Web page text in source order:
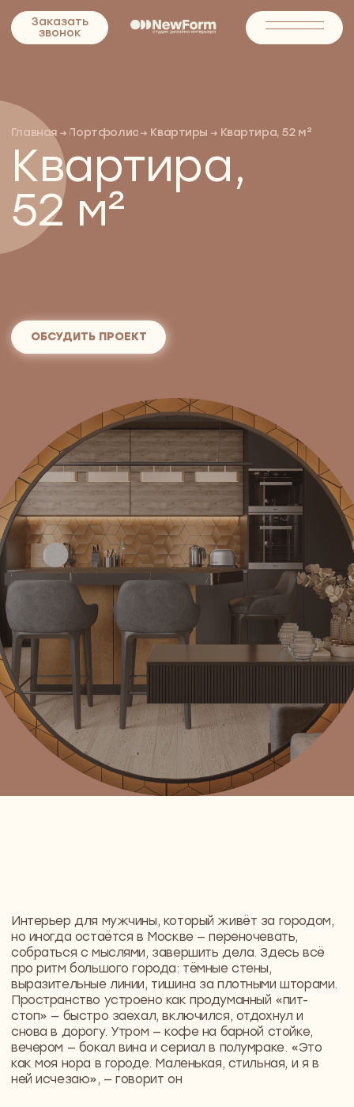
Заказать
звонок
Заказать
звонок
ОБСУДИТЬ ПРОЕКТ
Квартира,
52 м²
Интерьер для мужчины, который живёт за городом,
но иногда остаётся в Москве — переночевать,
собраться с мыслями, завершить дела. Здесь всё
про ритм большого города: тёмные стены,
выразительные линии, тишина за плотными шторами.
Пространство устроено как продуманный «пит-
стоп» — быстро заехал, включился, отдохнул и
снова в дорогу. Утром — кофе на барной стойке,
вечером — бокал вина и сериал в полумраке. «Это
как моя нора в городе. Маленькая, стильная, и я в
ней исчезаю», — говорит он